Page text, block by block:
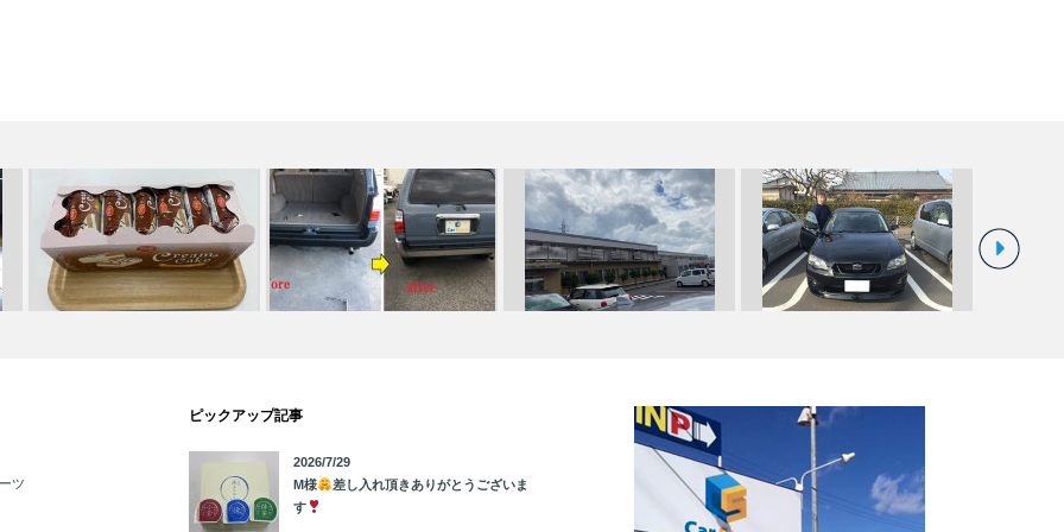
店
小牧登録(ｱｸｾﾗｽﾎﾟｰﾂ)＆車庫証明…
グワゴン …
ツ
ピックアップ記事
2026/7/29
M様
差し入れ頂きありがとうございま
す